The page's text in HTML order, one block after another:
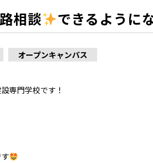
相談 できるように
オープンキャンパス
専門学校です！